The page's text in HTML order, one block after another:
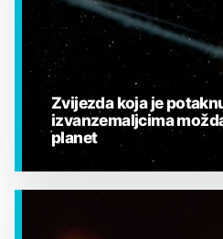
Zvijezda koja je
izvanzemaljcima
planet